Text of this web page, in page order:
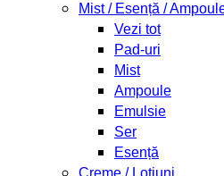
Mist / Esență /
Vezi tot
Pad-uri
Mist
Ampoule
Emulsie
Ser
Esență
Creme / Loțiuni